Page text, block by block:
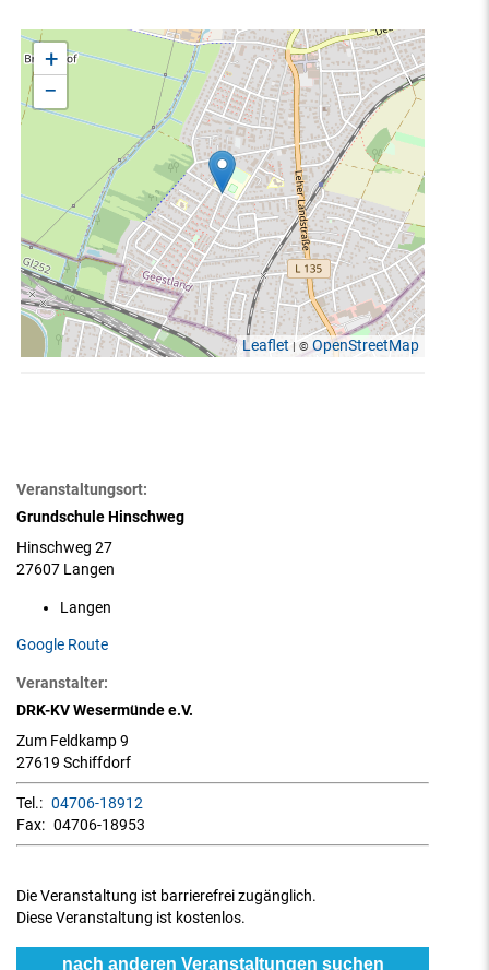
+
−
Leaflet| © OpenStreetMap
Veranstaltungsort:
Grundschule Hinschweg
Hinschweg 27
27607 Langen
Langen
Google Route
Veranstalter:
DRK-KV Wesermünde e.V.
Zum Feldkamp 9
27619 Schiffdorf
Tel.: 04706-18912
Fax: 04706-18953
Die Veranstaltung ist barrierefrei zugänglich.
Diese Veranstaltung ist kostenlos.
nach anderen Veranstaltungen suchen